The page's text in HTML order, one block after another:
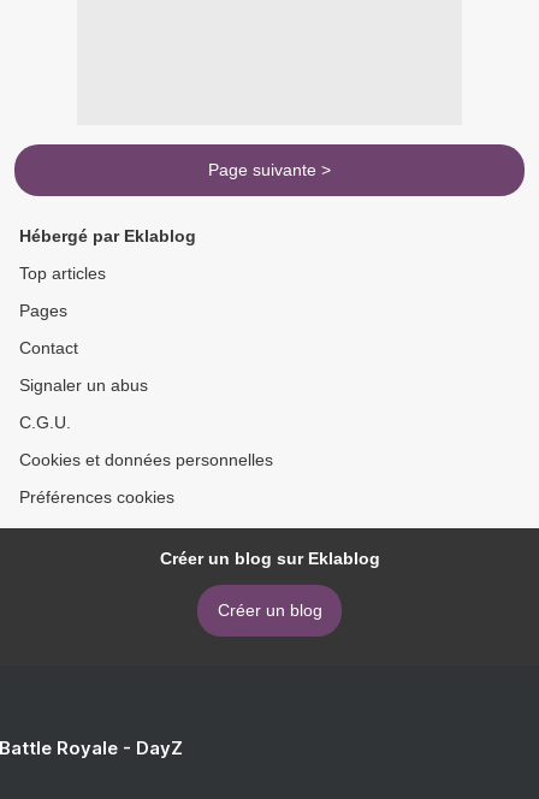
Page suivante >
Hébergé par Eklablog
Top articles
Pages
Contact
Signaler un abus
C.G.U.
Cookies et données personnelles
Préférences cookies
Créer un blog sur Eklablog
Créer un blog
Royale - DayZ